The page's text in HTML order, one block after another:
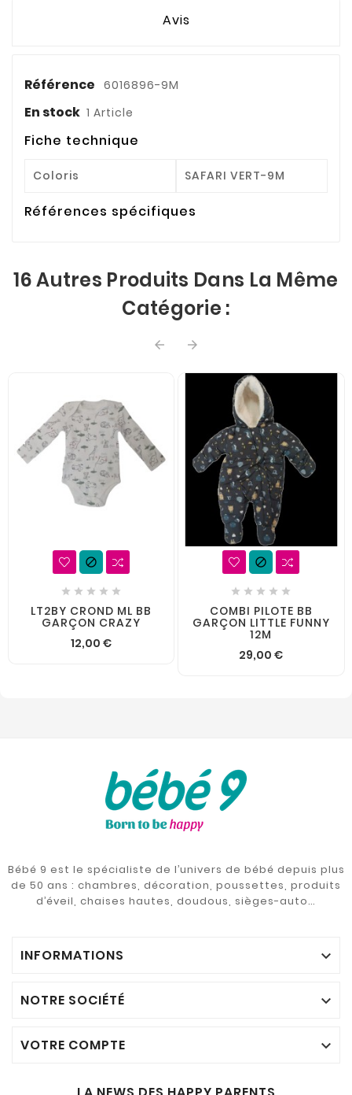
Avis
Référence 6016896-9M
En stock 1 Article
Fiche technique
Coloris SAFARI VERT-9M
Références spécifiques
16 Autres Produits Dans La Même
Catégorie :
 

    
LT2BY CROND ML BB
GARÇON CRAZY
12,00 €

    
COMBI PILOTE BB
GARÇON LITTLE FUNNY
12M
29,00 €
Bébé 9 est le spécialiste de l’univers de bébé depuis plus
de 50 ans : chambres, décoration, poussettes, produits
d’éveil, chaises hautes, doudous, sièges-auto…
INFORMATIONS 
NOTRE SOCIÉTÉ 
VOTRE COMPTE 